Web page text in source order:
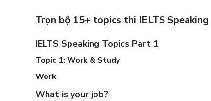
Trọn bộ 15+ topics thi IELTS
IELTS Speaking Topics Part 1
Topic 1: Work & Study
Work
What is your job?